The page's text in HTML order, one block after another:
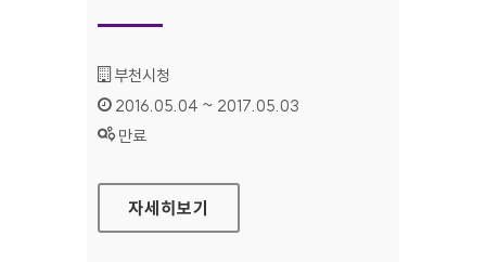
기관명 :
부천시청
인증기간 :
2016.05.04 ~ 2017.05.03
상태 :
만료
부천시청 대표 홈페이지
자세히보기